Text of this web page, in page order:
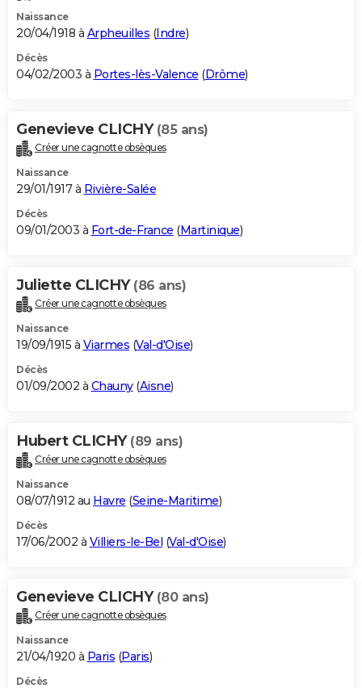
Naissance
20/04/1918 à Arpheuilles (Indre)
Décès
04/02/2003 à Portes-lès-Valence (Drôme)
Genevieve CLICHY (85 ans)
Créer une cagnotte obsèques
Naissance
29/01/1917 à Rivière-Salée
Décès
09/01/2003 à Fort-de-France (Martinique)
Juliette CLICHY (86 ans)
Créer une cagnotte obsèques
Naissance
19/09/1915 à Viarmes (Val-d'Oise)
Décès
01/09/2002 à Chauny(Aisne)
Hubert CLICHY (89 ans)
Créer une cagnotte obsèques
Naissance
08/07/1912 au Havre (Seine-Maritime)
Décès
17/06/2002 à Villiers-le-Bel (Val-d'Oise)
Genevieve CLICHY (80 ans)
Créer une cagnotte obsèques
Naissance
21/04/1920 à Paris (Paris)
Décès